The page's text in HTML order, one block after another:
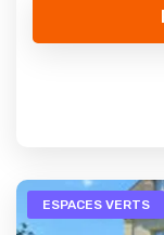
ESPACES VERTS